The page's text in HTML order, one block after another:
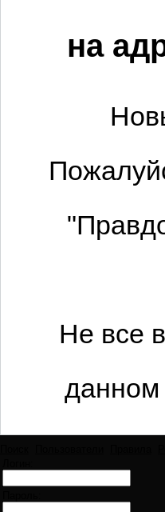
на
Не все
данном